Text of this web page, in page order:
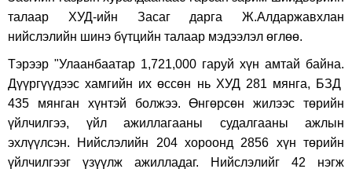
талаар ХУД-ийн Засаг дарга Ж.Алдаржавхлан
нийслэлийн шинэ бүтцийн талаар мэдээлэл өглөө.
Тэрээр "Улаанбаатар 1,721,000 гаруй хүн амтай байна.
Дүүргүүдээс хамгийн их өссөн нь ХУД 281 мянга, БЗД
435 мянган хүнтэй болжээ. Өнгөрсөн жилээс төрийн
үйлчилгээ, үйл ажиллагааны судалгааны ажлын
эхлүүлсэн. Нийслэлийн 204 хороонд 2856 хүн төрийн
үйлчилгээг үзүүлж ажилладаг. Нийслэлийг 42 нэгж